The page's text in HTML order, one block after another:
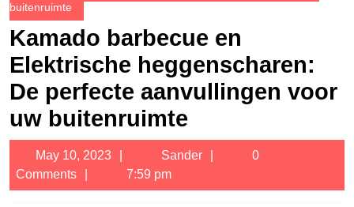
buitenruimte
Kamado barbecue en
Elektrische heggenscharen:
De perfecte aanvullingen voor
uw buitenruimte
May 10, 2023
10,
2023
Sander Sander
0
Comments
7:59 pm